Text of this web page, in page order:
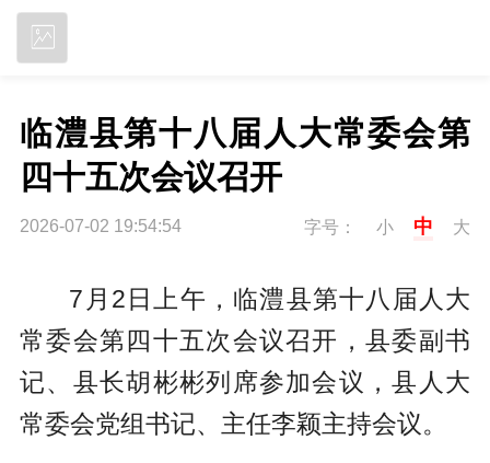
临澧县第十八届人大常委会第
四十五次会议召开
2026-07-02 19:54:54 字号： 小 中 大
7月2日上午，临澧县第十八届人大
常委会第四十五次会议召开，县委副书
记、县长胡彬彬列席参加会议，县人大
常委会党组书记、主任李颖主持会议。